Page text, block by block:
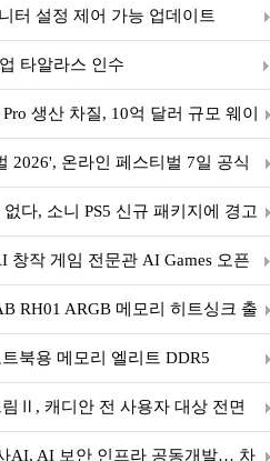
념 이벤트 실시!
터 설정 제어 가능 업데이트
타알라스 인수
생산 차질, 10억 달러 규모 웨이
2026', 온라인 페스티벌 7일 공식
다, 소니 PS5 신규 패키지에 경고
창작 게임 전문관 AI Games 오픈
RH01 ARGB 메모리 히트싱크 출
북용 메모리 엘리트 DDR5
Ⅱ, 캐디안 전 사용자 대상 전면
AI, AI 보안 인프라 공동개발… 차